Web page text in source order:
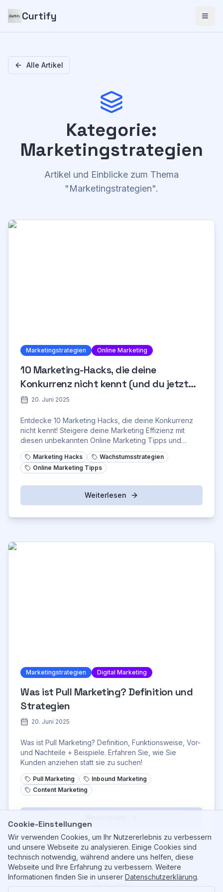
Curtify
Alle Artikel
Kategorie:
Marketingstrategien
Artikel und Einblicke zum Thema
"Marketingstrategien".
Marketingstrategien Online Marketing
10 Marketing-Hacks, die deine
Konkurrenz nicht kennt (und du jetzt
nutzen solltest)
20. Juni 2025
Entdecke 10 Marketing Hacks, die deine Konkurrenz
nicht kennt! Steigere deine Marketing Effizienz mit
diesen unbekannten Online Marketing Tipps und
Wachstumsstrategien.
Marketing Hacks
Wachstumsstrategien
Online Marketing Tipps
Weiterlesen
Marketingstrategien Digital Marketing
Was ist Pull Marketing? Definition und
Strategien
20. Juni 2025
Was ist Pull Marketing? Definition, Funktionsweise, Vor-
und Nachteile + Beispiele. Erfahren Sie, wie Sie
Kunden anziehen statt sie zu suchen!
Pull Marketing
Inbound Marketing
Content Marketing
Curtify
Cookie-Einstellungen
Wir verwenden Cookies, um Ihr Nutzererlebnis zu verbessern
und unsere Webseite zu analysieren. Einige Cookies sind
technisch notwendig, während andere uns helfen, diese
Webseite und Ihre Erfahrung zu verbessern. Weitere
Informationen finden Sie in unserer Datenschutzerklärung.